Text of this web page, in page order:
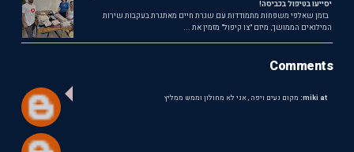
יסייעו בטיפול בכביסה!
בזמן שאלפי משפחות מתמודדות עם שגרת חיים מאתגרת בעקבות שירות
המילואים הממושך, מיזם "צו קיפול" מזמין את ...
Comments
miki at: מקום נעים ויפה , אני לא מחולון וממש ממליץ